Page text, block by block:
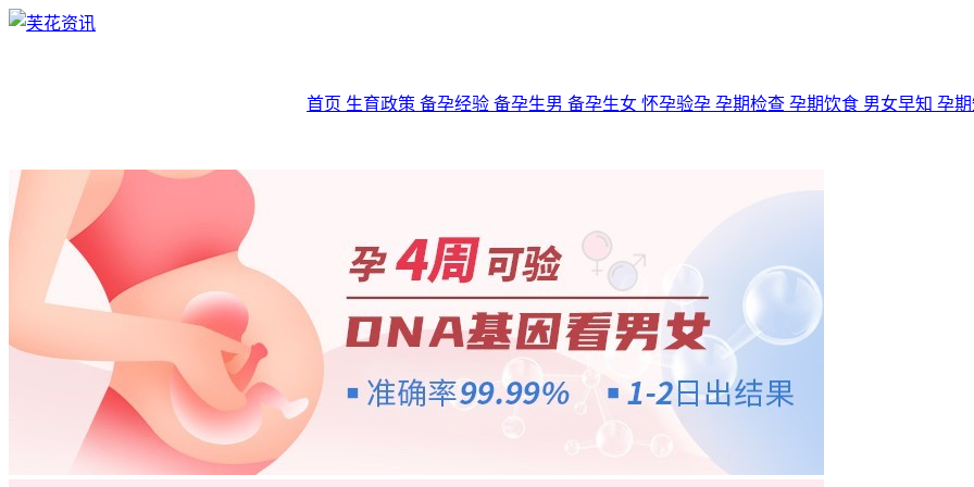
首页 生育政策 备孕经验 备孕生男 备孕生女 怀孕验孕 孕期检查 孕期饮食 男女早知 孕